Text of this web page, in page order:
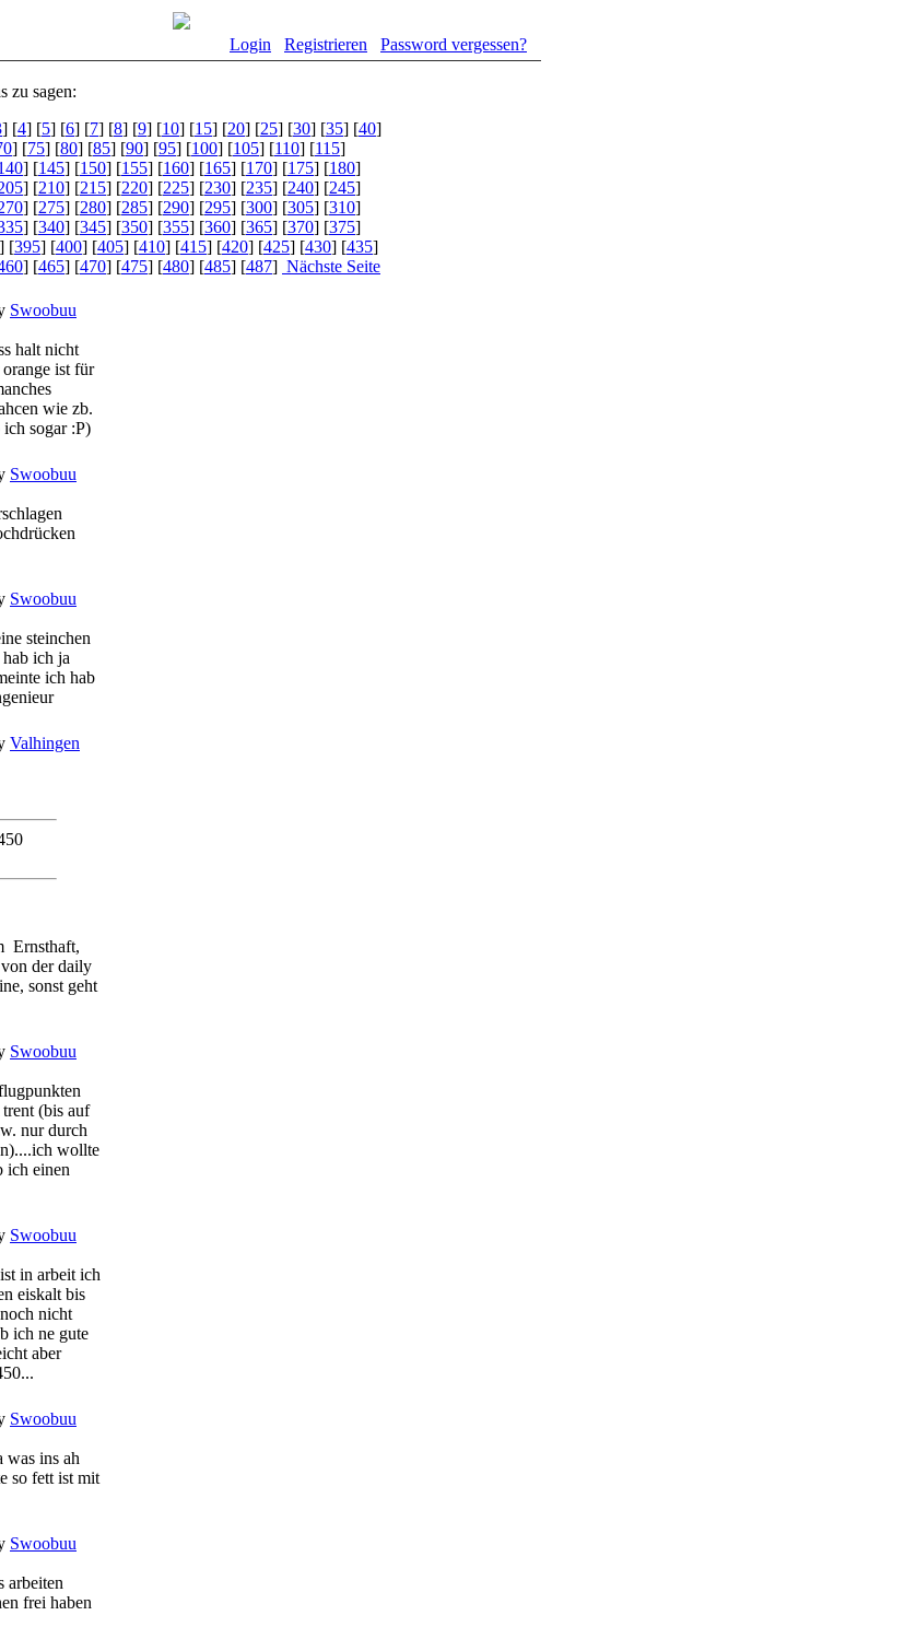
Login Registrieren Password vergessen?
zu sagen:
] [4] [5] [6] [7] [8] [9] [10] [15] [20] [25] [30] [35] [40]
] [75] [80] [85] [90] [95] [100] [105] [110] [115]
] [145] [150] [155] [160] [165] [170] [175] [180]
] [210] [215] [220] [225] [230] [235] [240] [245]
] [275] [280] [285] [290] [295] [300] [305] [310]
] [340] [345] [350] [355] [360] [365] [370] [375]
] [395] [400] [405] [410] [415] [420] [425] [430] [435]
] [465] [470] [475] [480] [485] [487] Nächste Seite
Swoobuu
halt nicht
ist für
wie zb.
sogar :P)
Swoobuu
Swoobuu
steinchen
ich ja
ich hab
Valhingen
Ernsthaft,
der daily
sonst geht
Swoobuu
(bis auf
nur durch
wollte
ich einen
Swoobuu
in arbeit ich
eiskalt bis
nicht
ich ne gute
aber
Swoobuu
was ins ah
so fett ist mit
Swoobuu
arbeiten
frei haben